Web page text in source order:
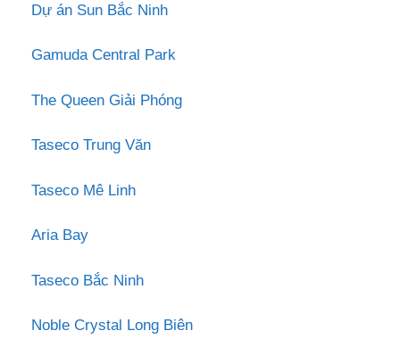
Dự án Sun Bắc Ninh
Gamuda Central Park
The Queen Giải Phóng
Taseco Trung Văn
Taseco Mê Linh
Aria Bay
Taseco Bắc Ninh
Noble Crystal Long Biên